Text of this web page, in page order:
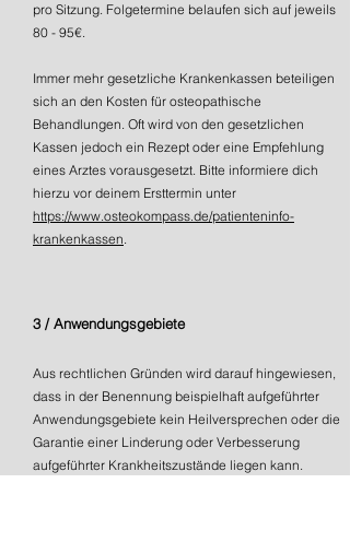
pro Sitzung. Folgetermine belaufen sich auf jeweils
80 - 95€.
Immer mehr gesetzliche Krankenkassen beteiligen
sich an den Kosten für osteopathische
Behandlungen. Oft wird von den gesetzlichen
Kassen jedoch ein Rezept oder eine Empfehlung
eines Arztes vorausgesetzt. Bitte informiere dich
hierzu vor deinem Ersttermin unter
https://www.osteokompass.de/patienteninfo-
krankenkassen.
3 / Anwendungsgebiete
Aus rechtlichen Gründen wird darauf hingewiesen,
dass in der Benennung beispielhaft aufgeführter
Anwendungsgebiete kein Heilversprechen oder die
Garantie einer Linderung oder Verbesserung
aufgeführter Krankheitszustände liegen kann.